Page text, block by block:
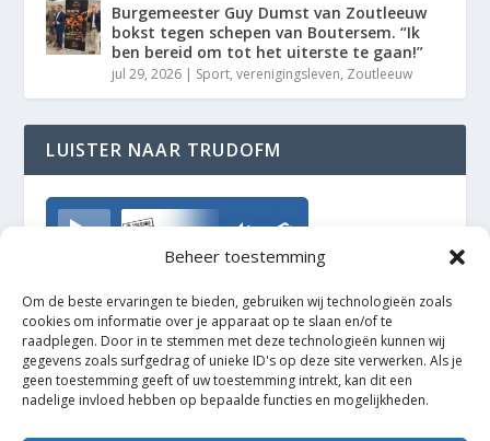
Beheer toestemming
Om de beste ervaringen te bieden, gebruiken wij technologieën zoals
cookies om informatie over je apparaat op te slaan en/of te
raadplegen. Door in te stemmen met deze technologieën kunnen wij
gegevens zoals surfgedrag of unieke ID's op deze site verwerken. Als je
geen toestemming geeft of uw toestemming intrekt, kan dit een
nadelige invloed hebben op bepaalde functies en mogelijkheden.
Burgemeester Guy Dumst van Zoutleeuw
bokst tegen schepen van Boutersem. “Ik
ben bereid om tot het uiterste te gaan!”
jul 29, 2026 | Sport,verenigingsleven, Zoutleeuw
LUISTER NAAR TRUDOFM
TrudoFM